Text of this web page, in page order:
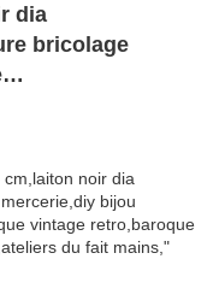
dia
bricolage
victorien